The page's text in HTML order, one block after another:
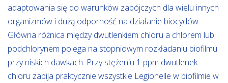
adaptowania się do warunków zabójczych dla wielu innych
organizmów i dużą odporność na działanie biocydów.
Główna różnica między dwutlenkiem chloru a chlorem lub
podchlorynem polega na stopniowym rozkładaniu biofilmu
przy niskich dawkach. Przy stężeniu 1 ppm dwutlenek
chloru zabija praktycznie wszystkie Legionelle w biofilmie w